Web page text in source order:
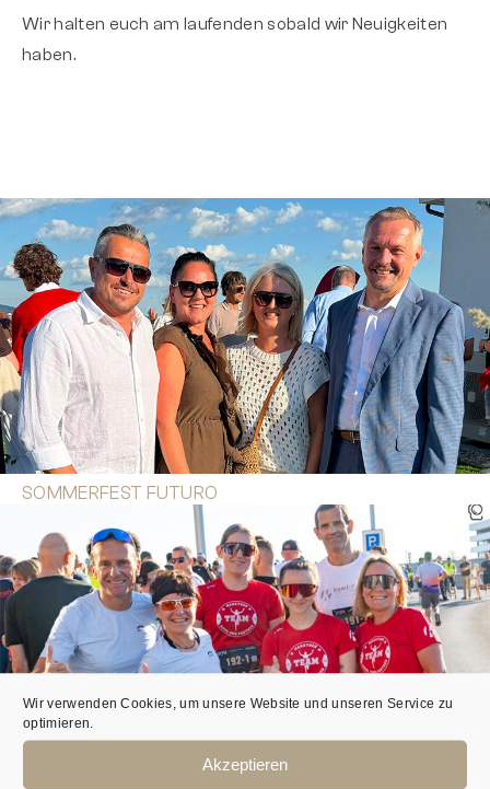
Wir verwenden Cookies, um unsere Website und unseren Service zu
optimieren.
Akzeptieren
Wir halten euch am laufenden sobald wir Neuigkeiten
haben.
SOMMERFEST FUTURO